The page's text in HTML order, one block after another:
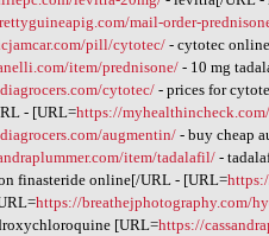
mail-order-
pill/cytotec/ - cytotec
item/prednisone/ - 10 mg
cytotec/ - prices for
- [URL=https://
augmentin/ - buy cheap
item/tadalafil/ -
finasteride online[/URL - [URL=
https://breathejphotography.com/
[URL=https://